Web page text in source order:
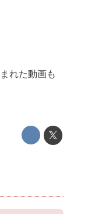
れた動画も